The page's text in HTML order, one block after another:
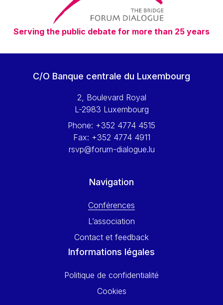
Vassilios Skouris
Vítor Manuel da Silva Caldeira
Viviane Reding
Walter Hagg
Wolfgang Ketterle
Yossi Beillin
Yves FRANCHET
Serving the public debate for more than 25 years
C/O Banque centrale du Luxembourg
2, Boulevard Royal
L-2983 Luxembourg
Phone: +352 4774 4515
Fax: +352 4774 4911
rsvp@forum-dialogue.lu
Navigation
Conférences
L’association
Contact et feedback
Informations légales
Politique de confidentialité
Cookies